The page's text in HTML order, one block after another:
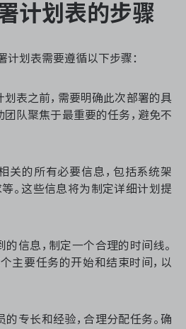
计划表的步骤
划表需要遵循以下步骤：
划表之前，需要明确此次部署的具
团队聚焦于最重要的任务，避免不
关的所有必要信息，包括系统架
等。这些信息将为制定详细计划提
的信息，制定一个合理的时间线。
主要任务的开始和结束时间，以
的专长和经验，合理分配任务。确